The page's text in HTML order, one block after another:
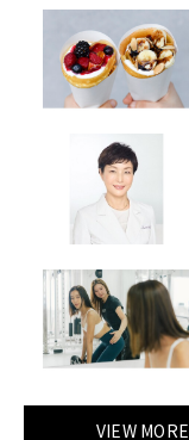
VIEW MORE